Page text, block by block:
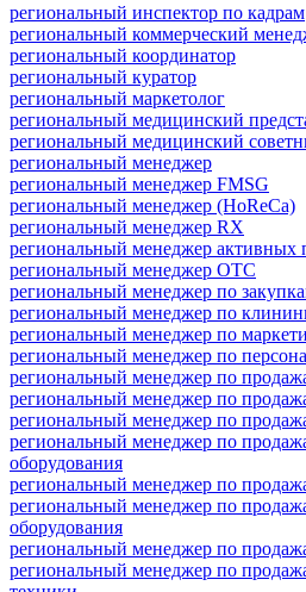
региональный инспектор по кадрам
региональный коммерческий
региональный координатор
региональный куратор
региональный маркетолог
региональный медицинский
региональный медицинский
региональный менеджер
региональный менеджер FMSG
региональный менеджер (HoReCa)
региональный менеджер RX
региональный менеджер активных
региональный менеджер ОТС
региональный менеджер по
региональный менеджер по
региональный менеджер по
региональный менеджер по
региональный менеджер по
региональный менеджер по
региональный менеджер по
региональный менеджер по
оборудования
региональный менеджер по
региональный менеджер по
оборудования
региональный менеджер по
региональный менеджер по